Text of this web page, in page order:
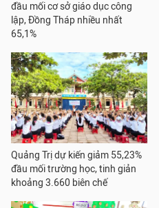
đầu mối cơ sở giáo dục công
lập, Đồng Tháp nhiều nhất
65,1%
Quảng Trị dự kiến giảm 55,23%
đầu mối trường học, tinh giản
khoảng 3.660 biên chế